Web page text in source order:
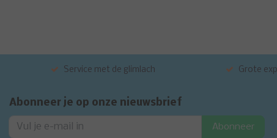
Service met de glimlach Grote
Abonneer je op onze nieuwsbrief
Abonneer